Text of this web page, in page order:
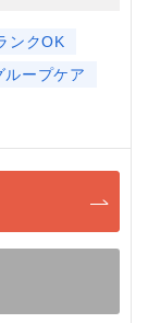
ンクOK
ループケア